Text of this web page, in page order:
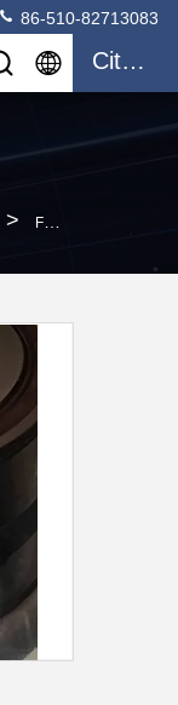
86-510-82713083
Citazione
> FSK 201034 Cuscinetto Delle Ruote Posteriori 82*140*115mm Parti Di Camion Per MAN